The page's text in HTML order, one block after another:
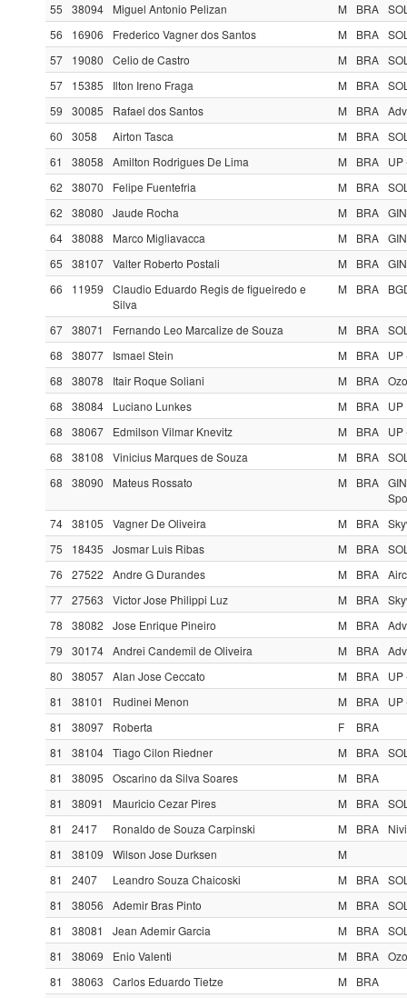
55
38094 Miguel Antonio Pelizan M BRA
56
16906 Frederico Vagner dos Santos M BRA
57
19080 Celio de Castro M BRA
57
15385 Ilton Ireno Fraga M BRA
59
30085 Rafael dos Santos M BRA
60
3058 Airton Tasca M BRA
61
38058 Amilton Rodrigues De Lima M BRA
UP
62
38070 Felipe Fuentefria M BRA
62
38080 Jaude Rocha M BRA
64 38088 Marco Migliavacca M BRA
65
38107 Valter Roberto Postali M BRA
66
11959
Claudio Eduardo Regis de figueiredo e
Silva
M BRA
67 38071 Fernando Leo Marcalize de Souza M BRA
68
38077 Ismael Stein M BRA
UP
68
38078 Itair Roque Soliani M BRA
68
38084 Luciano Lunkes M BRA
UP
68
38067 Edmilson Vilmar Knevitz M BRA
UP
68
38108 Vinicius Marques de Souza M BRA
68
38090 Mateus Rossato M BRA
74 38105 Vagner De Oliveira M BRA
75
18435 Josmar Luis Ribas M BRA
76
27522 Andre G Durandes M BRA
77 27563 Victor Jose Philippi Luz M BRA
78
38082 Jose Enrique Pineiro M BRA
79
30174 Andrei Candemil de Oliveira M BRA
80
38057 Alan Jose Ceccato M BRA
UP
81
38101 Rudinei Menon M BRA
UP
81
38097 Roberta F
BRA
81
38104 Tiago Cilon Riedner M BRA
81
38095 Oscarino da Silva Soares M
BRA
81
38091 Mauricio Cezar Pires M BRA
81
2417 Ronaldo de Souza Carpinski M BRA
81
38109 Wilson Jose Durksen
M
81
2407 Leandro Souza Chaicoski M BRA
81
38056 Ademir Bras Pinto M BRA
81
38081 Jean Ademir Garcia M BRA
81
38069 Enio Valenti M BRA
81
38063 Carlos Eduardo Tietze M
BRA